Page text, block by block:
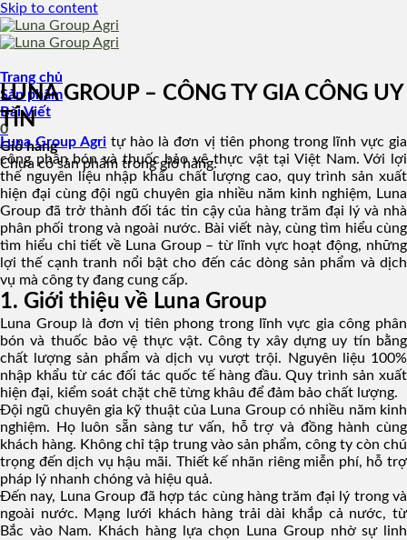
Skip to content
Trang chủ
Sản phẩm
Bài Viết
0
Giỏ hàng
Chưa có sản phẩm trong giỏ hàng.
LUNA GROUP – CÔNG TY GIA CÔNG UY
TÍN
Luna Group Agri tự hào là đơn vị tiên phong trong lĩnh vực gia
công phân bón và thuốc bảo vệ thực vật tại Việt Nam. Với lợi
thế nguyên liệu nhập khẩu chất lượng cao, quy trình sản xuất
hiện đại cùng đội ngũ chuyên gia nhiều năm kinh nghiệm, Luna
Group đã trở thành đối tác tin cậy của hàng trăm đại lý và nhà
phân phối trong và ngoài nước. Bài viết này, cùng tìm hiểu cùng
tìm hiểu chi tiết về Luna Group – từ lĩnh vực hoạt động, những
lợi thế cạnh tranh nổi bật cho đến các dòng sản phẩm và dịch
vụ mà công ty đang cung cấp.
1. Giới thiệu về Luna Group
Luna Group là đơn vị tiên phong trong lĩnh vực gia công phân
bón và thuốc bảo vệ thực vật. Công ty xây dựng uy tín bằng
chất lượng sản phẩm và dịch vụ vượt trội. Nguyên liệu 100%
nhập khẩu từ các đối tác quốc tế hàng đầu. Quy trình sản xuất
hiện đại, kiểm soát chặt chẽ từng khâu để đảm bảo chất lượng.
Đội ngũ chuyên gia kỹ thuật của Luna Group có nhiều năm kinh
nghiệm. Họ luôn sẵn sàng tư vấn, hỗ trợ và đồng hành cùng
khách hàng. Không chỉ tập trung vào sản phẩm, công ty còn chú
trọng đến dịch vụ hậu mãi. Thiết kế nhãn riêng miễn phí, hỗ trợ
pháp lý nhanh chóng và hiệu quả.
Đến nay, Luna Group đã hợp tác cùng hàng trăm đại lý trong và
ngoài nước. Mạng lưới khách hàng trải dài khắp cả nước, từ
Bắc vào Nam. Khách hàng lựa chọn Luna Group nhờ sự linh